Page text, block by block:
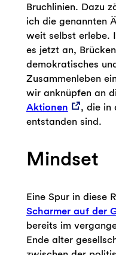
Bruchlinien. Dazu
ich die genannten
weit selbst erlebe.
es jetzt an,
demokratisches
Zusammenleben
wir anknüpfen an
Aktionen
, die in
entstanden sind.
Mindset
Eine Spur in diese
Scharmer auf der
bereits im
Ende alter